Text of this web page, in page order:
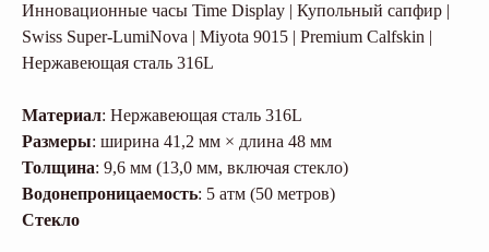
Инновационные часы Time Display | Купольный сапфир |
Swiss Super-LumiNova | Miyota 9015 | Premium Calfskin |
Нержавеющая сталь 316L
Материал: Нержавеющая сталь 316L
Размеры: ширина 41,2 мм × длина 48 мм
Толщина: 9,6 мм (13,0 мм, включая стекло)
Водонепроницаемость: 5 атм (50 метров)
Стекло